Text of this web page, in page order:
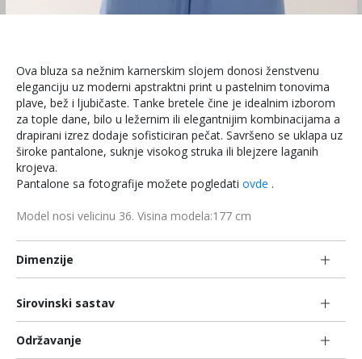
Ova bluza sa nežnim karnerskim slojem donosi ženstvenu
eleganciju uz moderni apstraktni print u pastelnim tonovima
plave, bež i ljubičaste. Tanke bretele čine je idealnim izborom
za tople dane, bilo u ležernim ili elegantnijim kombinacijama a
drapirani izrez dodaje sofisticiran pečat. Savršeno se uklapa uz
široke pantalone, suknje visokog struka ili blejzere laganih
krojeva.
Pantalone sa fotografije možete pogledati ovde .
Model nosi velicinu 36. Visina modela:177 cm
Dimenzije
Sirovinski sastav
Održavanje